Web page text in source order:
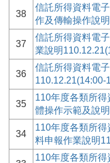
38
信託所得資料電
作及傳輸操作說
37
信託所得資料電
業說明
36
信託所得資料電
110.12.21(14:00-
35
110年度各類所
體操作示範及說
34
110年度各類所
料申報作業說明
110年度各類所